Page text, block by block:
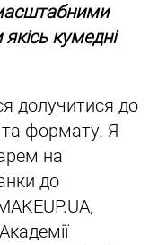
кумедні
долучитися до
та формату. Я
на
до